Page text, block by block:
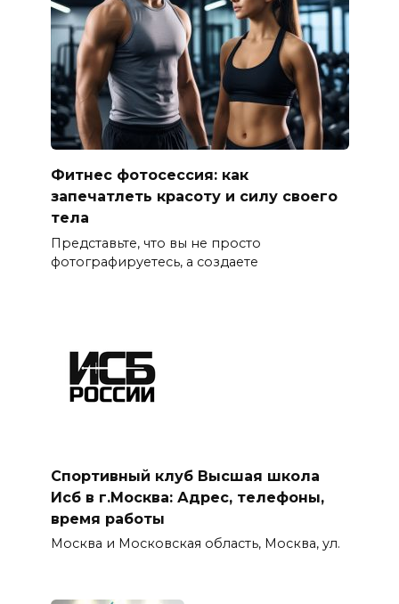
Фитнес фотосессия: как
запечатлеть красоту и силу своего
тела
Представьте, что вы не просто
фотографируетесь, а создаете
Спортивный клуб Высшая школа
Исб в г.Москва: Адрес, телефоны,
время работы
Москва и Московская область, Москва, ул.